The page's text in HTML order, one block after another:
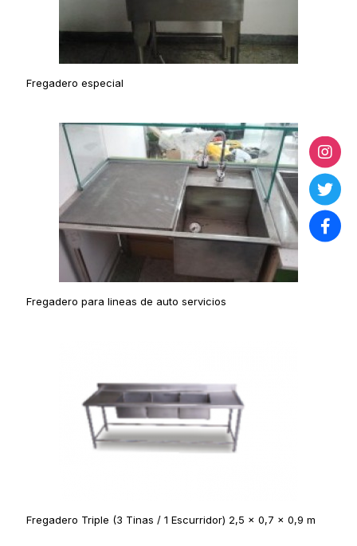
Fregadero especial
Fregadero para lineas de auto servicios
Fregadero Triple (3 Tinas / 1 Escurridor) 2,5 x 0,7 x 0,9 m